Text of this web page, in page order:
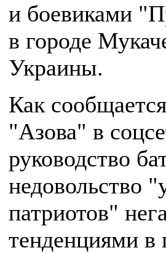
и боевиками
в городе
Украины.
Как
"Азова" в
руководство
недовольство
патриотов"
тенденциями в